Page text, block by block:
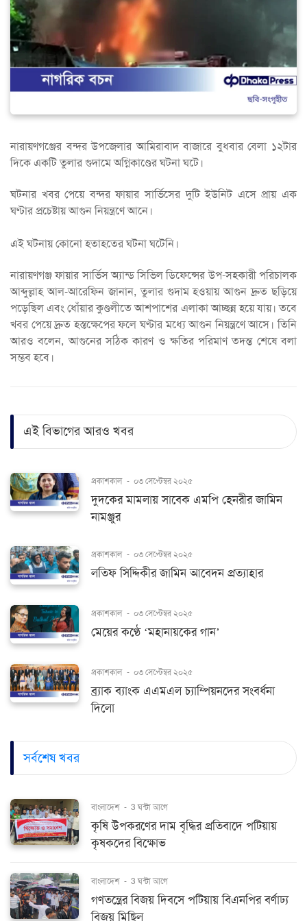
নারায়ণগঞ্জের বন্দর উপজেলার আমিরাবাদ বাজারে বুধবার বেলা ১২টার
দিকে একটি তুলার গুদামে অগ্নিকাণ্ডের ঘটনা ঘটে।
ঘটনার খবর পেয়ে বন্দর ফায়ার সার্ভিসের দুটি ইউনিট এসে প্রায় এক
ঘণ্টার প্রচেষ্টায় আগুন নিয়ন্ত্রণে আনে।
এই ঘটনায় কোনো হতাহতের ঘটনা ঘটেনি।
নারায়ণগঞ্জ ফায়ার সার্ভিস অ্যান্ড সিভিল ডিফেন্সের উপ-সহকারী পরিচালক
আব্দুল্লাহ আল-আরেফিন জানান, তুলার গুদাম হওয়ায় আগুন দ্রুত ছড়িয়ে
পড়েছিল এবং ধোঁয়ার কুণ্ডলীতে আশপাশের এলাকা আচ্ছন্ন হয়ে যায়। তবে
খবর পেয়ে দ্রুত হস্তক্ষেপের ফলে ঘণ্টার মধ্যে আগুন নিয়ন্ত্রণে আসে। তিনি
আরও বলেন, আগুনের সঠিক কারণ ও ক্ষতির পরিমাণ তদন্ত শেষে বলা
সম্ভব হবে।
এই বিভাগের আরও খবর
প্রকাশকাল - ০৩ সেপ্টেম্বর ২০২৫
দুদকের মামলায় সাবেক এমপি হেনরীর জামিন
নামঞ্জুর
প্রকাশকাল - ০৩ সেপ্টেম্বর ২০২৫
লতিফ সিদ্দিকীর জামিন আবেদন প্রত্যাহার
প্রকাশকাল - ০৩ সেপ্টেম্বর ২০২৫
মেয়ের কণ্ঠে ‘মহানায়কের গান’
প্রকাশকাল - ০৩ সেপ্টেম্বর ২০২৫
ব্র্যাক ব্যাংক এএমএল চ্যাম্পিয়নদের সংবর্ধনা
দিলো
সর্বশেষ খবর
বাংলাদেশ - 3 ঘন্টা আগে
কৃষি উপকরণের দাম বৃদ্ধির প্রতিবাদে পটিয়ায়
কৃষকদের বিক্ষোভ
বাংলাদেশ - 3 ঘন্টা আগে
গণতন্ত্রের বিজয় দিবসে পটিয়ায় বিএনপির বর্ণাঢ্য
বিজয় মিছিল